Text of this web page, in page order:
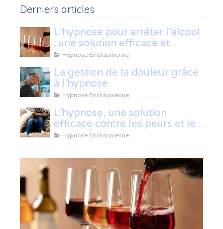
Derniers articles
L’hypnose pour arrêter l’alcool
: une solution efficace et
naturelle
Hypnose Ericksonienne
La gestion de la douleur grâce
à l'hypnose
Hypnose Ericksonienne
L'hypnose, une solution
efficace contre les peurs et les
phobies
Hypnose Ericksonienne